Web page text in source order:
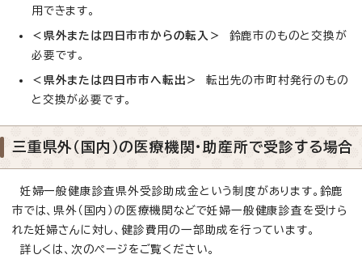
用できます。
＜県外または四日市市からの転入＞
鈴鹿市のものと交換が
必要です。
＜県外または四日市市へ転出＞
転出先の市町村発行のもの
と交換が必要です。
三重県外（国内）の医療機関・助産所で受診する場合
妊婦一般健康診査県外受診助成金という制度があります。鈴鹿
市では、県外（国内）の医療機関などで妊婦一般健康診査を受けら
れた妊婦さんに対し、健診費用の一部助成を行っています。
詳しくは、次のページをご覧ください。